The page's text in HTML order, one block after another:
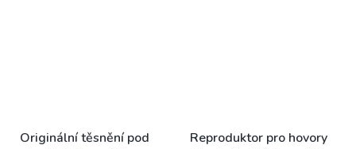
Originální těsnění pod
Reproduktor pro hovory